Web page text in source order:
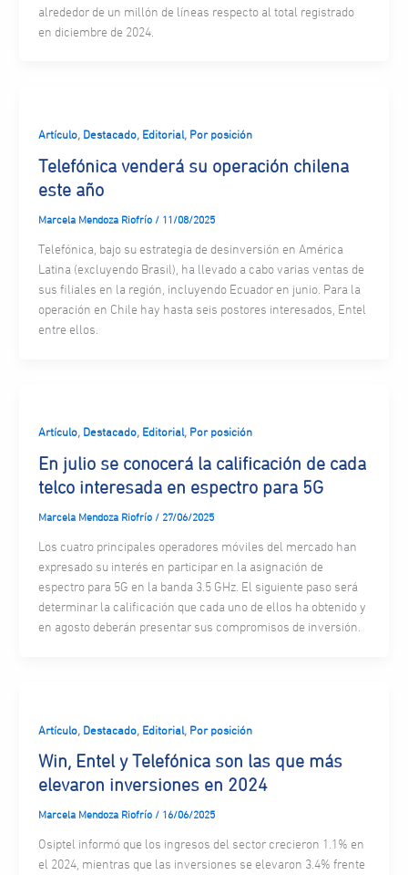
alrededor de un millón de líneas respecto al total registrado
en diciembre de 2024.
Artículo, Destacado, Editorial, Por posición
Telefónica venderá su operación chilena
este año
Marcela Mendoza Riofrío / 11/08/2025
Telefónica, bajo su estrategia de desinversión en América
Latina (excluyendo Brasil), ha llevado a cabo varias ventas de
sus filiales en la región, incluyendo Ecuador en junio. Para la
operación en Chile hay hasta seis postores interesados, Entel
entre ellos.
Artículo, Destacado, Editorial, Por posición
En julio se conocerá la calificación de cada
telco interesada en espectro para 5G
Marcela Mendoza Riofrío / 27/06/2025
Los cuatro principales operadores móviles del mercado han
expresado su interés en participar en la asignación de
espectro para 5G en la banda 3.5 GHz. El siguiente paso será
determinar la calificación que cada uno de ellos ha obtenido y
en agosto deberán presentar sus compromisos de inversión.
Artículo, Destacado, Editorial, Por posición
Win, Entel y Telefónica son las que más
elevaron inversiones en 2024
Marcela Mendoza Riofrío / 16/06/2025
Osiptel informó que los ingresos del sector crecieron 1.1% en
el 2024, mientras que las inversiones se elevaron 3.4% frente